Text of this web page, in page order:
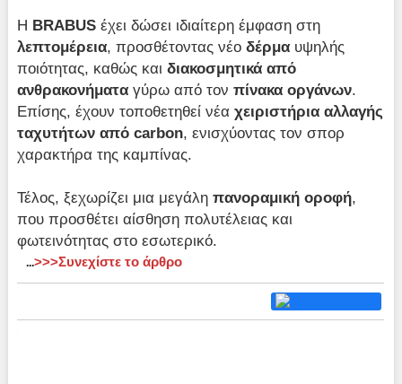
Η BRABUS έχει δώσει ιδιαίτερη έμφαση στη
λεπτομέρεια, προσθέτοντας νέοδέρμα υψηλής
ποιότητας, καθώς καιδιακοσμητικά από
ανθρακονήματα γύρω από τονπίνακα οργάνων.
Επίσης, έχουν τοποθετηθεί νέαχειριστήρια αλλαγής
ταχυτήτων από carbon, ενισχύοντας τον σπορ
χαρακτήρα της καμπίνας.
Τέλος, ξεχωρίζει μια μεγάληπανοραμική οροφή,
που προσθέτει αίσθηση πολυτέλειας και
φωτεινότητας στο εσωτερικό.
...>>>Συνεχίστε το άρθρο